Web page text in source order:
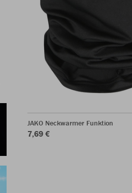
JAKO Neckwarmer Funktion
7,69 €